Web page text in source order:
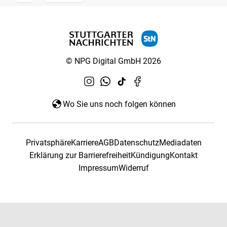
© NPG Digital GmbH 2026
Wo Sie uns noch folgen können
PrivatsphäreKarriereAGBDatenschutzMediadaten
Erklärung zur BarrierefreiheitKündigungKontakt
ImpressumWiderruf